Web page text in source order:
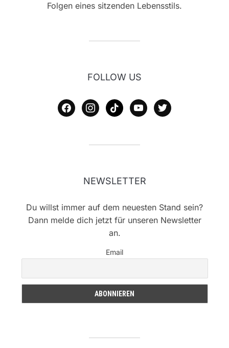
Folgen eines sitzenden Lebensstils.
FOLLOW US
facebookinstagram
tiktok youtubetwitter
NEWSLETTER
Du willst immer auf dem neuesten Stand sein?
Dann melde dich jetzt für unseren Newsletter
an.
Email